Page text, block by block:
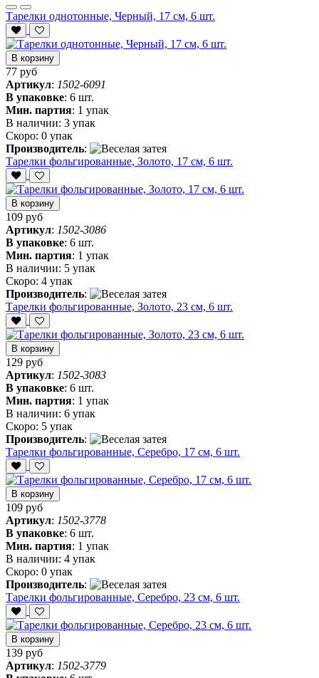
Тарелки однотонные, Черный, 17 см, 6 шт.
В корзину
77 руб
Артикул: 1502-6091
В упаковке: 6 шт.
Мин. партия: 1 упак
В наличии: 3 упак
Скоро: 0 упак
Производитель:
Тарелки фольгированные, Золото, 17 см, 6 шт.
В корзину
109 руб
Артикул: 1502-3086
В упаковке: 6 шт.
Мин. партия: 1 упак
В наличии: 5 упак
Скоро: 4 упак
Производитель:
Тарелки фольгированные, Золото, 23 см, 6 шт.
В корзину
129 руб
Артикул: 1502-3083
В упаковке: 6 шт.
Мин. партия: 1 упак
В наличии: 6 упак
Скоро: 5 упак
Производитель:
Тарелки фольгированные, Серебро, 17 см, 6 шт.
В корзину
109 руб
Артикул: 1502-3778
В упаковке: 6 шт.
Мин. партия: 1 упак
В наличии: 4 упак
Скоро: 0 упак
Производитель:
Тарелки фольгированные, Серебро, 23 см, 6 шт.
В корзину
139 руб
Артикул: 1502-3779